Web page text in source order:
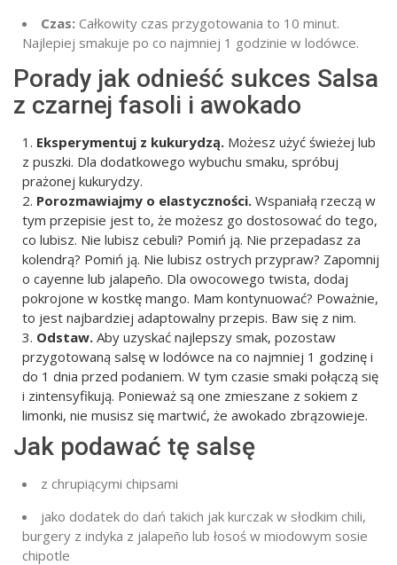
Czas: Całkowity czas przygotowania to 10 minut.
Najlepiej smakuje po co najmniej 1 godzinie w lodówce.
Porady jak odnieść sukces Salsa
z czarnej fasoli i awokado
Eksperymentuj z kukurydzą. Możesz użyć świeżej lub
z puszki. Dla dodatkowego wybuchu smaku, spróbuj
prażonej kukurydzy.
Porozmawiajmy o elastyczności. Wspaniałą rzeczą w
tym przepisie jest to, że możesz go dostosować do tego,
co lubisz. Nie lubisz cebuli? Pomiń ją. Nie przepadasz za
kolendrą? Pomiń ją. Nie lubisz ostrych przypraw? Zapomnij
o cayenne lub jalapeño. Dla owocowego twista, dodaj
pokrojone w kostkę mango. Mam kontynuować? Poważnie,
to jest najbardziej adaptowalny przepis. Baw się z nim.
Odstaw. Aby uzyskać najlepszy smak, pozostaw
przygotowaną salsę w lodówce na co najmniej 1 godzinę i
do 1 dnia przed podaniem. W tym czasie smaki połączą się
i zintensyfikują. Ponieważ są one zmieszane z sokiem z
limonki, nie musisz się martwić, że awokado zbrązowieje.
Jak podawać tę salsę
z chrupiącymi chipsami
jako dodatek do dań takich jak kurczak w słodkim chili,
burgery z indyka z jalapeño lub łosoś w miodowym sosie
chipotle